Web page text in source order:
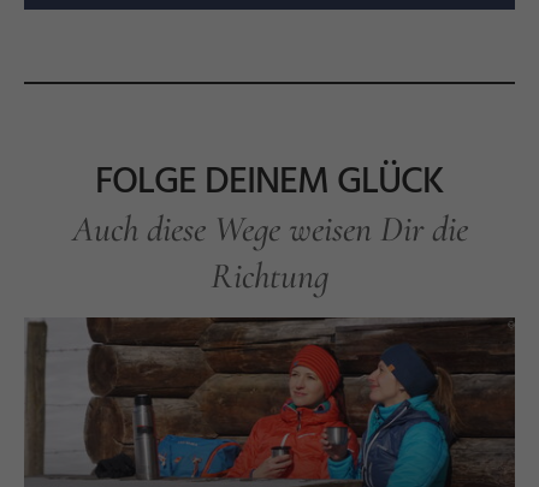
FOLGE DEINEM GLÜCK
Auch diese Wege weisen Dir die
Richtung